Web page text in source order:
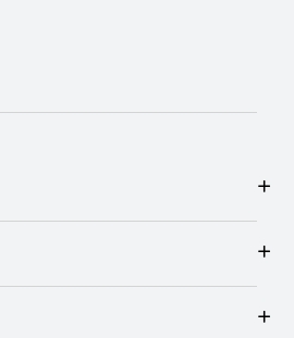
ElectrodomésticosCubiertos
Revista Royal PrestigePrograma